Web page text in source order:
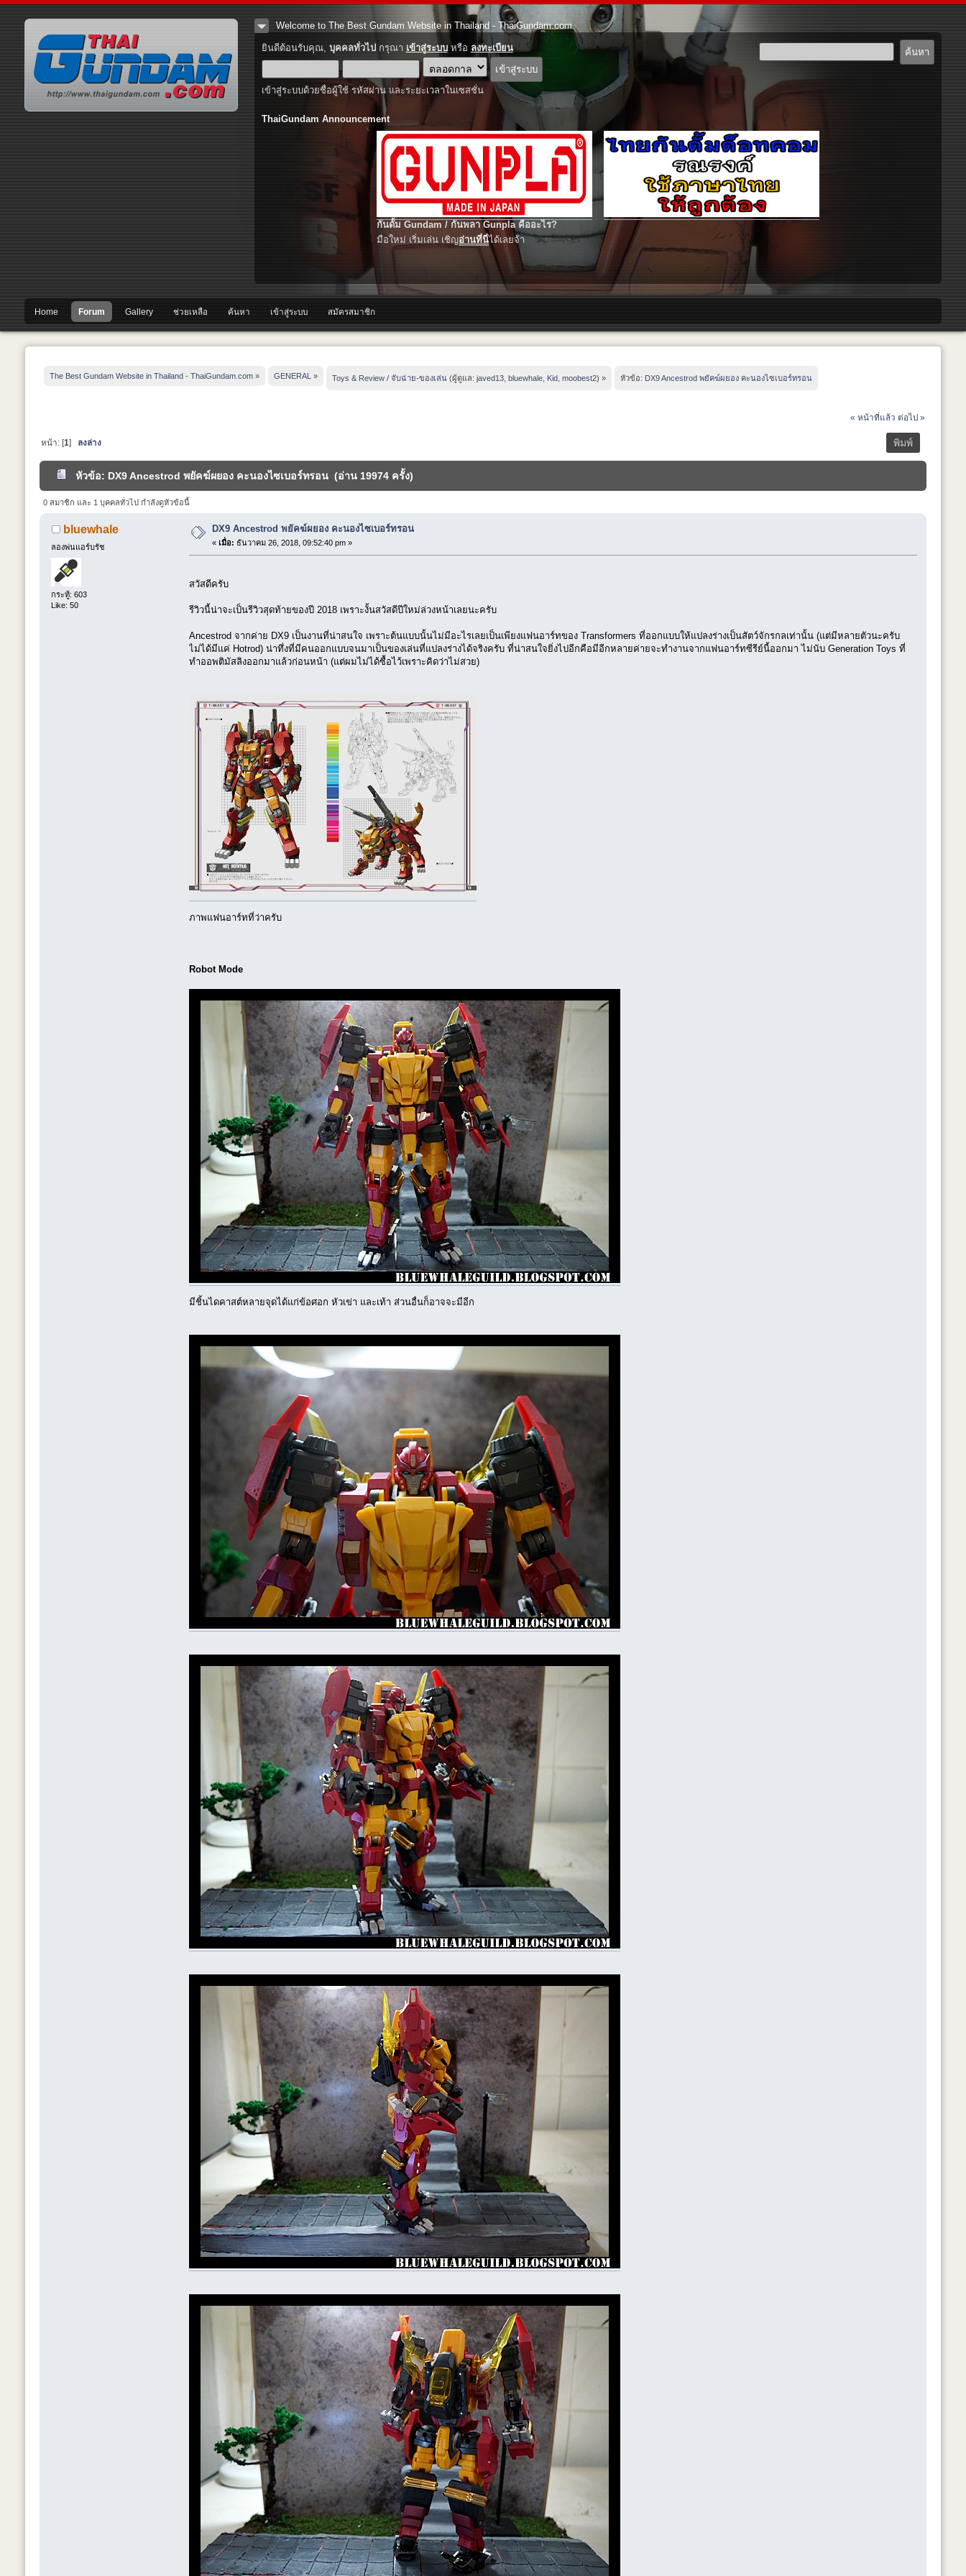
Welcome to The Best Gundam Website in Thailand - ThaiGundam.com
ยินดีต้อนรับคุณ, บุคคลทั่วไปกรุณา เข้าสู่ระบบหรือ ลงทะเบียน
เข้าสู่ระบบด้วยชื่อผู้ใช้ รหัสผ่าน และระยะเวลาในเซสชั่น
ThaiGundam Announcement
กันดั้ม Gundam / กันพลา Gunpla คืออะไร?
มือใหม่ เริ่มเล่น เชิญอ่านที่นี่ได้เลยจ้า
Home Forum Gallery ช่วยเหลือ ค้นหา เข้าสู่ระบบ สมัครสมาชิก
The Best Gundam Website in Thailand - ThaiGundam.com » GENERAL » Toys & Review / จับฉ่าย-ของเล่น (ผู้ดูแล:javed13 ,bluewhale Kid ,moobest2) » หัวข้อ: DX9 Ancestrod พยัคฆ์ผยอง คะนองไซเบอร์ทรอน
« หน้าที่แล้ว ต่อไป »
พิมพ์
หน้า: [1] ลงล่าง
หัวข้อ: DX9 Ancestrod พยัคฆ์ผยอง คะนองไซเบอร์ทรอน (อ่าน 19974 ครั้ง)
0 สมาชิก และ 1 บุคคลทั่วไป กำลังดูหัวข้อนี้
bluewhale
ลองพ่นแอร์บรัช
กระทู้: 603
Like: 50
DX9 Ancestrod พยัคฆ์ผยอง คะนองไซเบอร์ทรอน
«เมื่อ: ธันวาคม 26, 2018, 09:52:40 pm »
สวัสดีครับ
รีวิวนี้น่าจะเป็นรีวิวสุดท้ายของปี 2018 เพราะงั้นสวัสดีปีใหม่ล่วงหน้าเลยนะครับ
Ancestrod จากค่าย DX9 เป็นงานที่น่าสนใจ เพราะต้นแบบนั้นไม่มีอะไรเลยเป็นเพียงแฟนอาร์ทของ Transformers ที่ออกแบบให้แปลงร่างเป็นสัตว์จักรกลเท่านั้น (แต่มีหลายตัวนะครับ
ไม่ได้มีแค่ Hotrod) น่าทึ่งที่มีคนออกแบบจนมาเป็นของเล่นที่แปลงร่างได้จริงครับ ที่น่าสนใจยิ่งไปอีกคือมีอีกหลายค่ายจะทำงานจากแฟนอาร์ทซีรีย์นี้ออกมา ไม่นับ Generation Toys ที่
ทำออพติมัสลิงออกมาแล้วก่อนหน้า (แต่ผมไม่ได้ซื้อไว้เพราะคิดว่าไม่สวย)
ภาพแฟนอาร์ทที่ว่าครับ
Robot Mode
มีชิ้นไดคาสต์หลายจุดได้แก่ข้อศอก หัวเข่า และเท้า ส่วนอื่นก็อาจจะมีอีก